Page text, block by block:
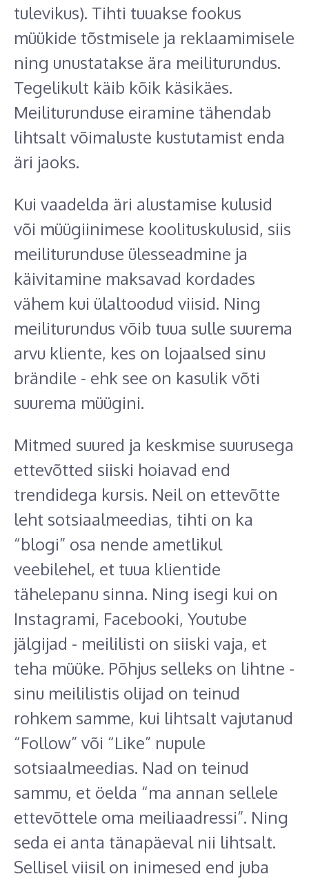
tulevikus). Tihti tuuakse fookus
müükide tõstmisele ja reklaamimisele
ning unustatakse ära meiliturundus.
Tegelikult käib kõik käsikäes.
Meiliturunduse eiramine tähendab
lihtsalt võimaluste kustutamist enda
äri jaoks.
Kui vaadelda äri alustamise kulusid
või müügiinimese koolituskulusid, siis
meiliturunduse ülesseadmine ja
käivitamine maksavad kordades
vähem kui ülaltoodud viisid. Ning
meiliturundus võib tuua sulle suurema
arvu kliente, kes on lojaalsed sinu
brändile - ehk see on kasulik võti
suurema müügini.
Mitmed suured ja keskmise suurusega
ettevõtted siiski hoiavad end
trendidega kursis. Neil on ettevõtte
leht sotsiaalmeedias, tihti on ka
“blogi” osa nende ametlikul
veebilehel, et tuua klientide
tähelepanu sinna. Ning isegi kui on
Instagrami, Facebooki, Youtube
jälgijad - meililisti on siiski vaja, et
teha müüke. Põhjus selleks on lihtne -
sinu meililistis olijad on teinud
rohkem samme, kui lihtsalt vajutanud
“Follow” või “Like” nupule
sotsiaalmeedias. Nad on teinud
sammu, et öelda “ma annan sellele
ettevõttele oma meiliaadressi”. Ning
seda ei anta tänapäeval nii lihtsalt.
Sellisel viisil on inimesed end juba